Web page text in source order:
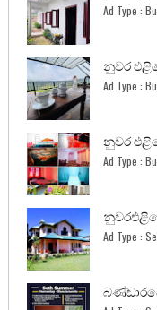
Ad Type :
නුවර
Ad Type :
නුවර
Ad Type :
Ad Type :